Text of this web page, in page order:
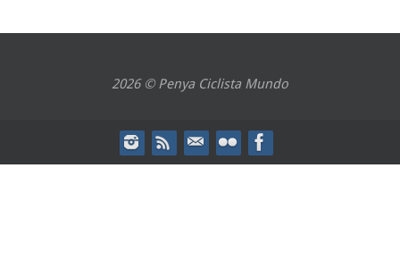
2026 © Penya Ciclista Mundo